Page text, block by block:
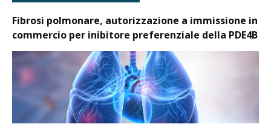
Fibrosi polmonare, autorizzazione a immissione in
commercio per inibitore preferenziale della PDE4B